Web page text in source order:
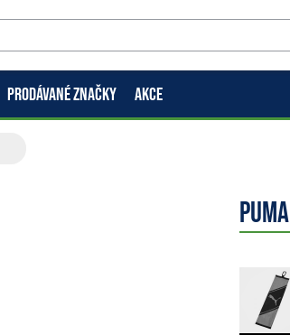
PRODÁVANÉ ZNAČKY AKCE